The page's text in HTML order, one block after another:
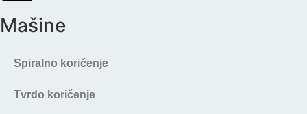
Mašine
Spiralno koričenje
Tvrdo koričenje